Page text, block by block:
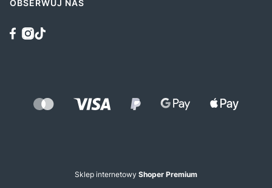
OBSERWUJ NAS
Sklep internetowy Shoper Premium